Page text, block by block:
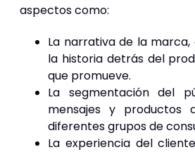
aspectos como:
La narrativa de la
la historia detrás del
que promueve.
La segmentación del
mensajes y productos
diferentes grupos de
La experiencia del